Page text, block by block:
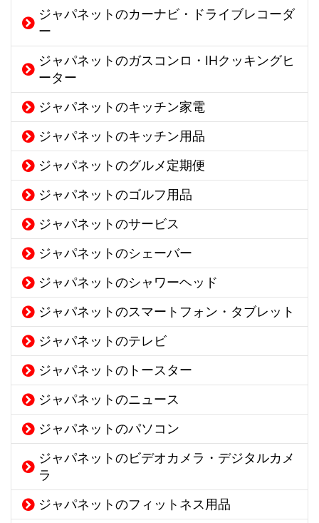
ジャパネットのカーナビ・ドライブレコーダ
ー
ジャパネットのガスコンロ・IHクッキングヒ
ーター
ジャパネットのキッチン家電
ジャパネットのキッチン用品
ジャパネットのグルメ定期便
ジャパネットのゴルフ用品
ジャパネットのサービス
ジャパネットのシェーバー
ジャパネットのシャワーヘッド
ジャパネットのスマートフォン・タブレット
ジャパネットのテレビ
ジャパネットのトースター
ジャパネットのニュース
ジャパネットのパソコン
ジャパネットのビデオカメラ・デジタルカメ
ラ
ジャパネットのフィットネス用品